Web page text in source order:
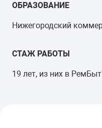
ОБРАЗОВАНИЕ
Нижегородский
СТАЖ РАБОТЫ
19 лет, из них в